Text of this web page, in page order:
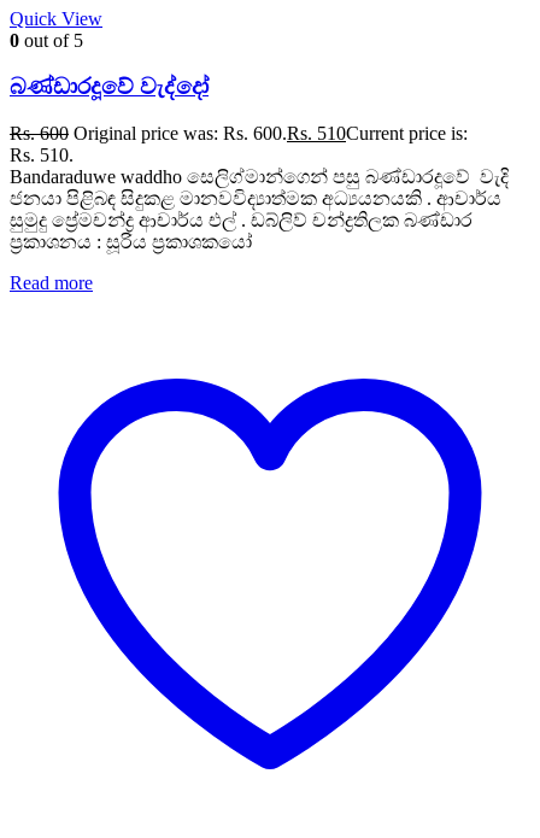
Quick View
0 out of 5
බණ්ඩාරදූවේ වැද්දෝ
Rs.600 Original price was: Rs. 600.Rs. 510Current price is:
Rs. 510.
Bandaraduwe waddho සෙලිග්මාන්ගෙන් පසු බණ්ඩාරදූවේ වැදි
ජනයා පිළිබඳ සිදුකළ මානවවිද්‍යාත්මක අධ්‍යයනයකි . ආචාර්ය
සුමුදු ප්‍රේමචන්ද්‍ර ආචාර්ය එල් . ඩබ්ලිව් චන්ද්‍රතිලක බණ්ඩාර
ප්‍රකාශනය : සූරිය ප්‍රකාශකයෝ
Read more